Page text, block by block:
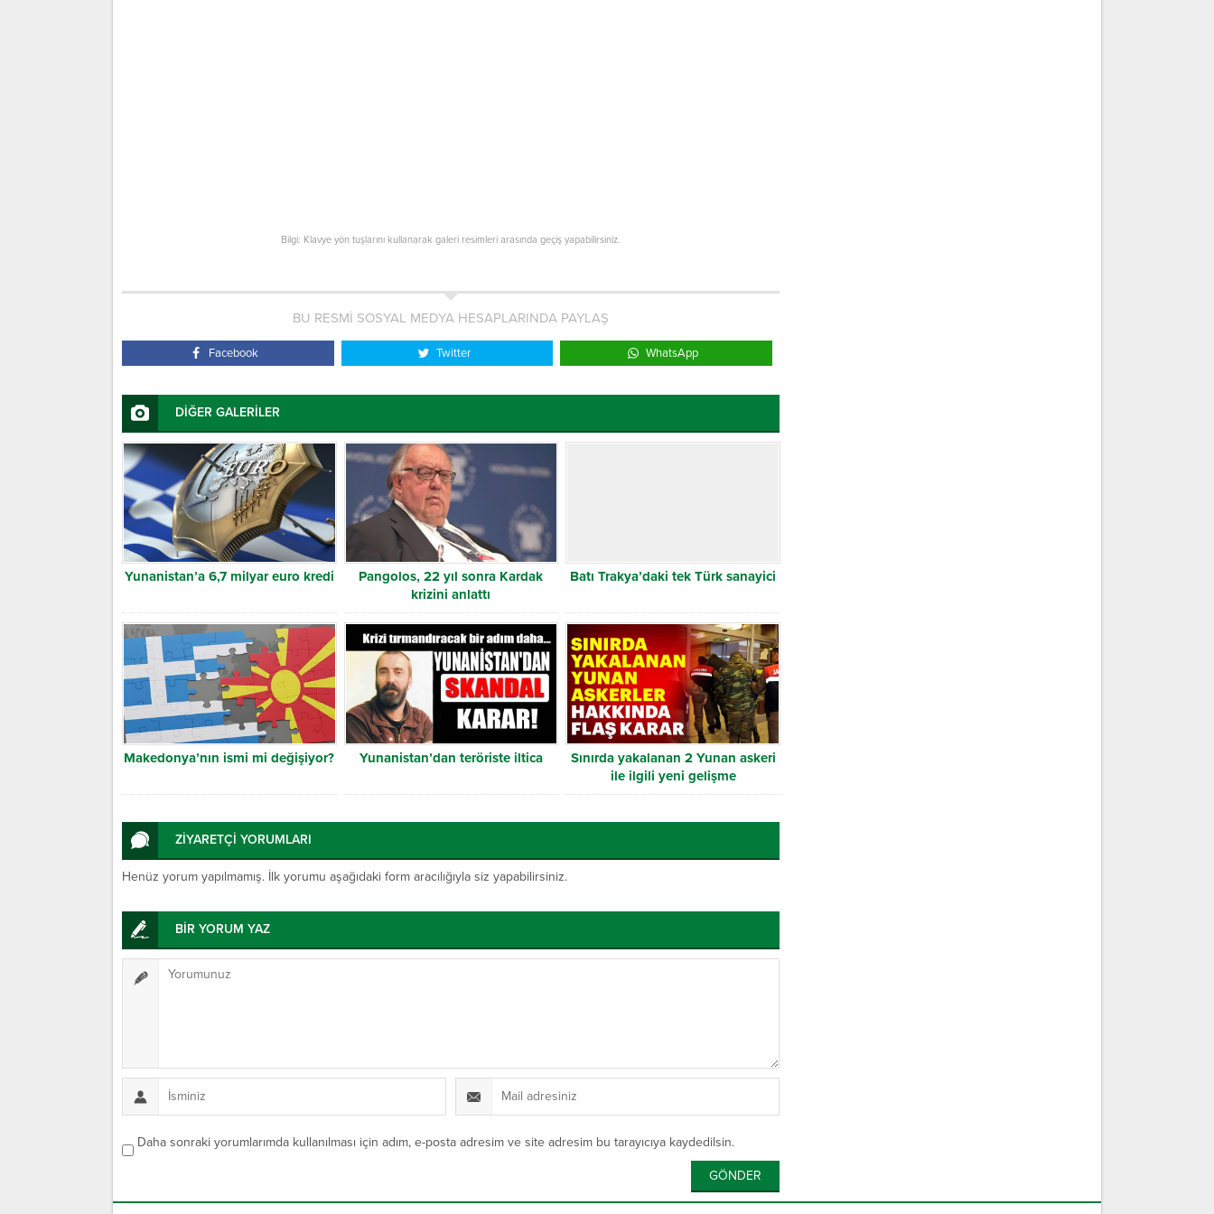
Bilgi: Klavye yön tuşlarını kullanarak galeri resimleri arasında geçiş yapabilirsiniz.
BU RESMİ SOSYAL MEDYA HESAPLARINDA PAYLAŞ
Facebook Twitter WhatsApp
DİĞER GALERİLER
Yunanistan’a 6,7 milyar euro kredi
Pangolos, 22 yıl sonra Kardak
krizini anlattı
Batı Trakya’daki tek Türk sanayici
Makedonya’nın ismi mi değişiyor? Yunanistan’dan teröriste iltica
Sınırda yakalanan 2 Yunan askeri
ile ilgili yeni gelişme
ZİYARETÇİ YORUMLARI
Henüz yorum yapılmamış. İlk yorumu aşağıdaki form aracılığıyla siz yapabilirsiniz.
BİR YORUM YAZ
Daha sonraki yorumlarımda kullanılması için adım, e-posta adresim ve site adresim bu tarayıcıya kaydedilsin.